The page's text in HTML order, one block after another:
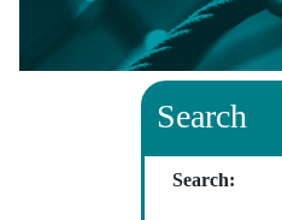
Search
Search: